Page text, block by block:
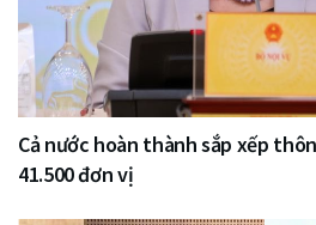
Cả nước hoàn thành sắp xếp
41.500 đơn vị